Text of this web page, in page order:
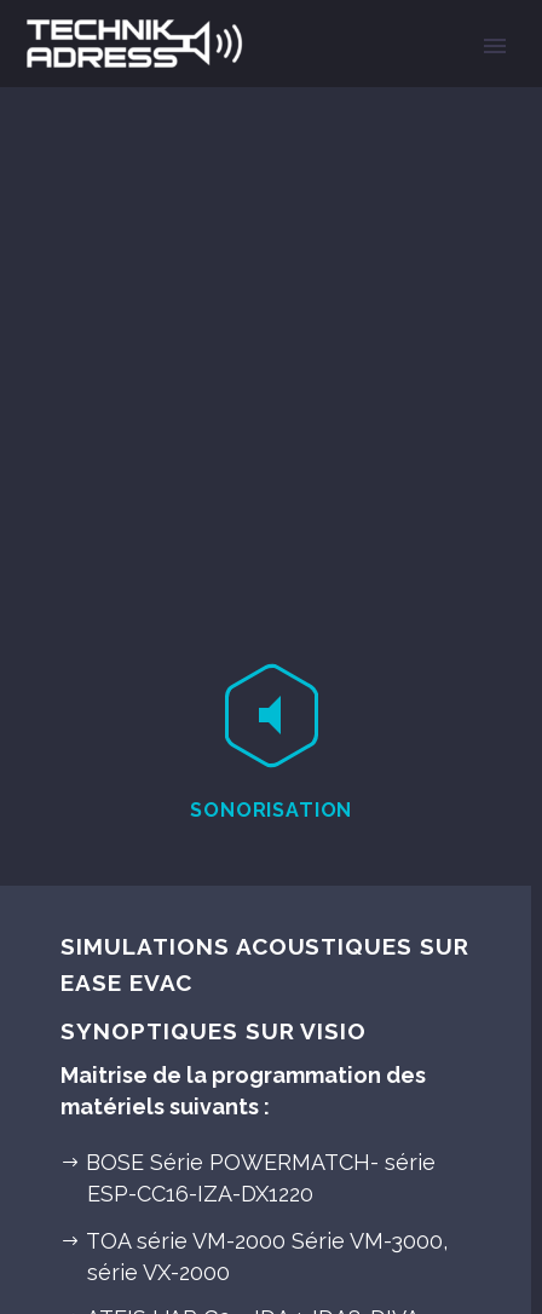


SONORISATION
SIMULATIONS ACOUSTIQUES SUR
EASE EVAC
SYNOPTIQUES SUR VISIO
Maitrise de la programmation des
matériels suivants :
BOSE Série POWERMATCH- série
ESP-CC16-IZA-DX1220
TOA série VM-2000 Série VM-3000,
série VX-2000